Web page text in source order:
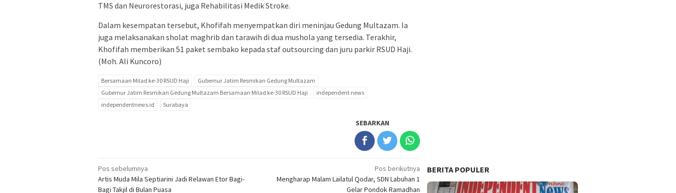
TMS dan Neurorestorasi, juga Rehabilitasi Medik Stroke.
Dalam kesempatan tersebut, Khofifah menyempatkan diri meninjau Gedung Multazam. Ia
juga melaksanakan sholat maghrib dan tarawih di dua mushola yang tersedia. Terakhir,
Khofifah memberikan 51 paket sembako kepada staf outsourcing dan juru parkir RSUD Haji.
(Moh. Ali Kuncoro)
Bersamaan Milad ke-30 RSUD Haji
Gubernur Jatim Resmikan Gedung Multazam
Gubernur Jatim Resmikan Gedung Multazam Bersamaan Milad ke-30 RSUD Haji
independent news
independentnews.id
Surabaya
SEBARKAN
Navigasi
pos
Pos sebelumnya
Artis Muda Mila Septiarini Jadi Relawan Etor Bagi-
Bagi Takjil di Bulan Puasa
Pos berikutnya
Mengharap Malam Lailatul Qodar, SDN Labuhan 1
Gelar Pondok Ramadhan
BERITA POPULER